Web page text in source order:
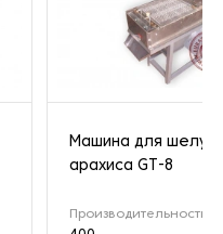
Машина для
арахиса GT-8
Производительность